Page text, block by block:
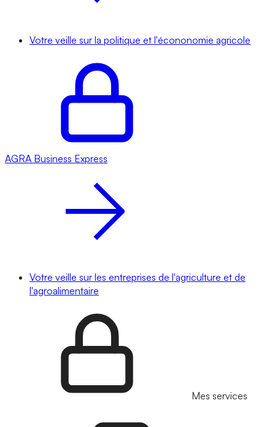
Votre veille sur la politique et l'écononomie agricole
AGRA Business Express
Votre veille sur les entreprises de l'agriculture et de
l'agroalimentaire
Mes services